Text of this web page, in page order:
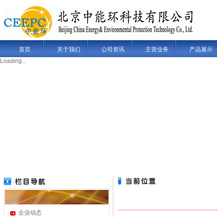
首页 关于我们 公司资讯 主营业务
产品展示
Loading...
企业动态